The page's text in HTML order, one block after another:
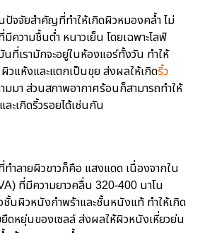
ปัจจัยสำคัญที่ทำให้เกิดผิวหมองคล้ำ ไม่
ความชื้นต่ำ หนาวเย็น โดยเฉพาะไลฟ์
ที่เรามักจะอยู่ในห้องแอร์ทั้งวัน ทำให้
วแห้งและแตกเป็นขุย ส่งผลให้เกิดริ้ว
มา ส่วนสภาพอากาศร้อนก็สามารถทำให้
ะเกิดริ้วรอยได้เช่นกัน
ำลายผิวขาวก็คือ แสงแดด เนื่องจากใน
ที่มีความยาวคลื่น 320-400 นาโน
ชั้นผิวหนังกำพร้าและชั้นหนังแท้ ทำให้เกิด
ดหยุ่นของเซลล์ ส่งผลให้ผิวหนังเหี่ยวย่น